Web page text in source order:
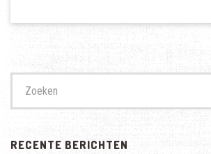
ZUID
WEST
FRIESLAND
naar:
RECENTE BERICHTEN